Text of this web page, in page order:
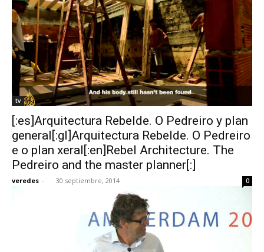
tv
[:es]Arquitectura Rebelde. O Pedreiro y plan
general[:gl]Arquitectura Rebelde. O Pedreiro
e o plan xeral[:en]Rebel Architecture. The
Pedreiro and the master planner[:]
veredes - 30 septiembre, 2014 0